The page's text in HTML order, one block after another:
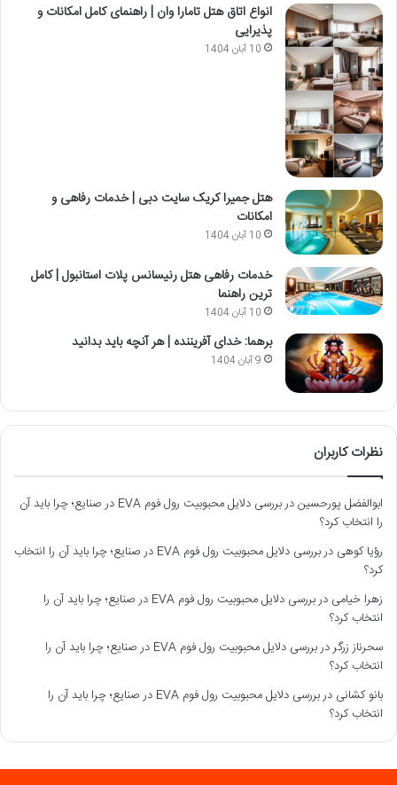
انواع اتاق هتل تامارا وان | راهنمای کامل امکانات و
پذیرایی
10 آبان 1404
هتل جمیرا کریک سایت دبی | خدمات رفاهی و
امکانات
10 آبان 1404
خدمات رفاهی هتل رنیسانس پلات استانبول | کامل
ترین راهنما
10 آبان 1404
برهما: خدای آفریننده | هر آنچه باید بدانید
9 آبان 1404
نظرات کاربران
ابوالفضل پورحسیندر
بررسی دلایل محبوبیت رول فوم EVA در صنایع؛ چرا باید آن
را انتخاب کرد؟
رؤیا کوهی در
بررسی دلایل محبوبیت رول فوم EVA در صنایع؛ چرا باید آن را انتخاب
کرد؟
زهرا خیامی در
بررسی دلایل محبوبیت رول فوم EVA در صنایع؛ چرا باید آن را
انتخاب کرد؟
سحرناز زرگردر
بررسی دلایل محبوبیت رول فوم EVA در صنایع؛ چرا باید آن را
انتخاب کرد؟
بانو کشانی در
بررسی دلایل محبوبیت رول فوم EVA در صنایع؛ چرا باید آن را
انتخاب کرد؟